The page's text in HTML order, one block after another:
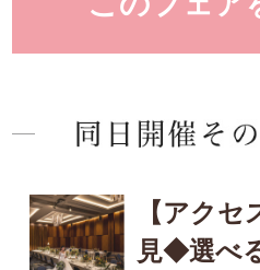
【アクセ
見◆選べ